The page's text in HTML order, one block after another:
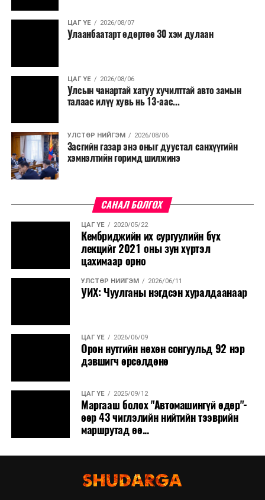
ЦАГ ҮЕ 2026/08/07
Улаанбаатарт өдөртөө 30 хэм дулаан
ЦАГ ҮЕ 2026/08/06
Улсын чанартай хатуу хучилттай авто замын
талаас илүү хувь нь 13-аас...
УЛСТӨР НИЙГЭМ 2026/08/06
Засгийн газар энэ оныг дуустал санхүүгийн
хэмнэлтийн горимд шилжинэ
САНАЛ БОЛГОХ
ЦАГ ҮЕ 2020/05/22
Кембриджийн их сургуулийн бүх
лекцийг 2021 оны зун хүртэл
цахимаар орно
УЛСТӨР НИЙГЭМ 2026/06/11
УИХ: Чуулганы нэгдсэн хуралдаанаар
ЦАГ ҮЕ 2026/06/09
Орон нутгийн нөхөн сонгуульд 92 нэр
дэвшигч өрсөлдөнө
ЦАГ ҮЕ 2025/09/12
Маргааш болох "Автомашингүй өдөр"-
өөр 43 чиглэлийн нийтийн тээврийн
маршрутад өө...